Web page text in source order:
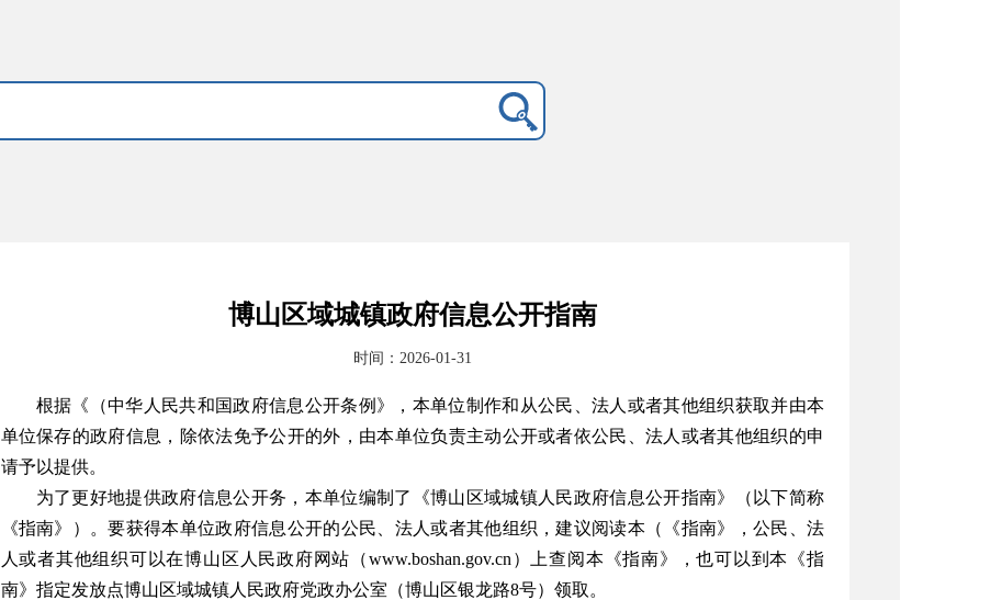
博山区域城镇政府信息公开指南
时间：2026-01-31
根据《（中华人民共和国政府信息公开条例》，本单位制作和从公民、法人或者其他组织获取并由本
单位保存的政府信息，除依法免予公开的外，由本单位负责主动公开或者依公民、法人或者其他组织的申
请予以提供。
为了更好地提供政府信息公开务，本单位编制了《博山区域城镇人民政府信息公开指南》（以下简称
《指南》）。要获得本单位政府信息公开的公民、法人或者其他组织，建议阅读本（《指南》，公民、法
人或者其他组织可以在博山区人民政府网站（www.boshan.gov.cn）上查阅本《指南》，也可以到本《指
南》指定发放点博山区域城镇人民政府党政办公室（博山区银龙路8号）领取。